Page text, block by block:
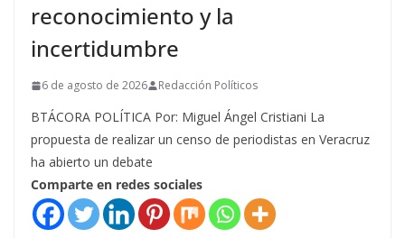
reconocimiento y la
incertidumbre
6 de agosto de 2026 Redacción Políticos
BTÁCORA POLÍTICA Por: Miguel Ángel Cristiani La
propuesta de realizar un censo de periodistas en Veracruz
ha abierto un debate
Comparte en redes sociales